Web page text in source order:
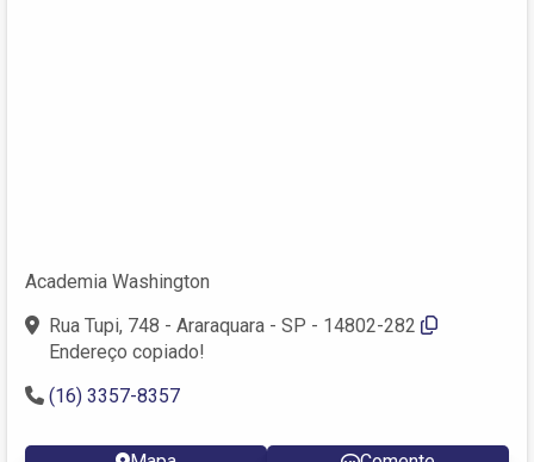
Academia Washington
Rua Tupi, 748 - Araraquara - SP - 14802-282
Endereço copiado!
(16) 3357-8357